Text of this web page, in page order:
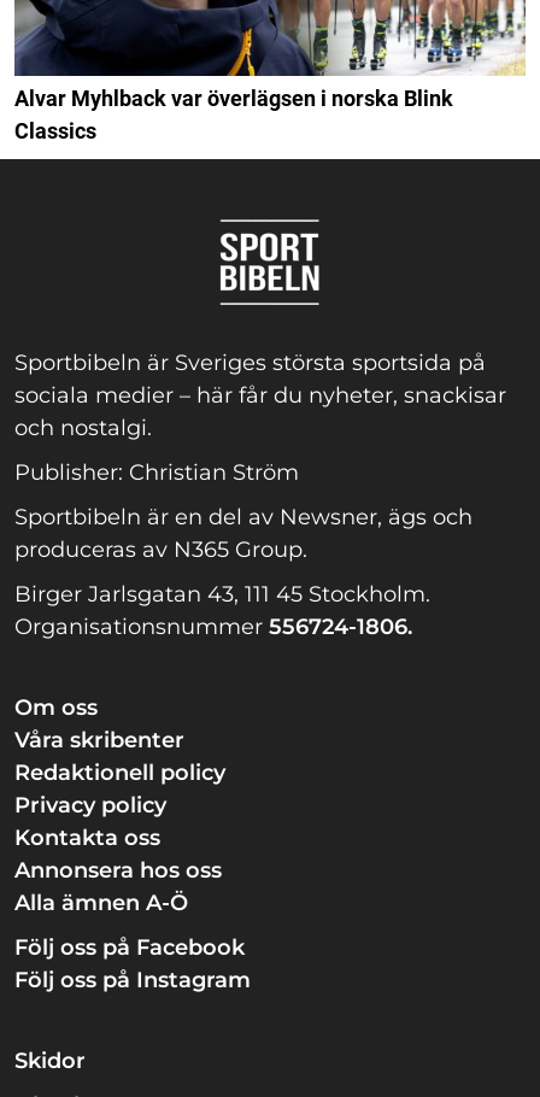
Alvar Myhlback var överlägsen i norska Blink
Classics
Sportbibeln är Sveriges största sportsida på
sociala medier – här får du nyheter, snackisar
och nostalgi.
Publisher: Christian Ström
Sportbibeln är en del av Newsner, ägs och
produceras av N365 Group.
Birger Jarlsgatan 43, 111 45 Stockholm.
Organisationsnummer 556724-1806.
Om oss
Våra skribenter
Redaktionell policy
Privacy policy
Kontakta oss
Annonsera hos oss
Alla ämnen A-Ö
Följ oss på Facebook
Följ oss på Instagram
Skidor